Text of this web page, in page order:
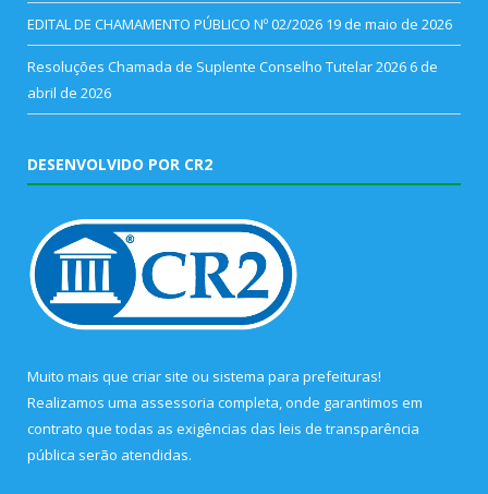
EDITAL DE CHAMAMENTO PÚBLICO Nº 02/2026 19 de maio de 2026
Resoluções Chamada de Suplente Conselho Tutelar 2026 6 de
abril de 2026
DESENVOLVIDO POR CR2
Muito mais que criar site ou sistema para prefeituras!
Realizamos uma assessoria completa, onde garantimos em
contrato que todas as exigências das leis de transparência
pública serão atendidas.